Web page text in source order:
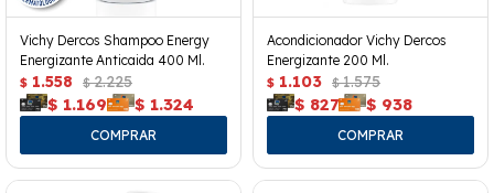
Vichy Dercos Shampoo Energy
Energizante Anticaida 400 Ml.
$ 1.558 $ 2.225
$ 1.169 $ 1.324
Acondicionador Vichy Dercos
Energizante 200 Ml.
$ 1.103 $ 1.575
$ 827 $ 938